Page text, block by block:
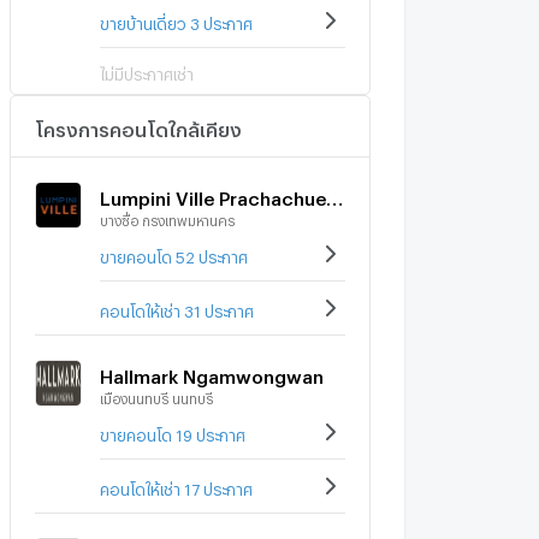
โครงการคอนโดใกล้เคียง
บางซื่อ กรุงเทพมหานคร
ขายคอนโด 52 ประกาศ
คอนโดให้เช่า 31 ประกาศ
Hallmark Ngamwongwan
เมืองนนทบุรี นนทบุรี
ขายคอนโด 19 ประกาศ
คอนโดให้เช่า 17 ประกาศ
ขายบ้านเดี่ยว 3 ประกาศ
ไม่มีประกาศเช่า